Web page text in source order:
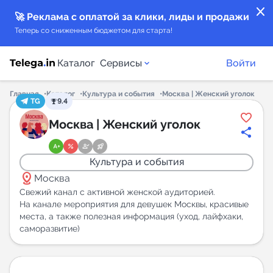
close
🚀 Реклама с оплатой за клики, лиды и продажи
Теперь со сниженным бюджетом для старта!
Каталог Сервисы
Каталог каналов
Каталог ботов
Горящие предложения
Индекс читаемости каналов в Telegram
Войти
Главная Каталог Культура и события
Москва | Женский уголок
TG
9.4
Москва | Женский уголок
Культура и события
distance Москва
Свежий канал с активной женской аудиторией.
На канале мероприятия для девушек Москвы, красивые
места, а также полезная информация (уход, лайфхаки,
саморазвитие)